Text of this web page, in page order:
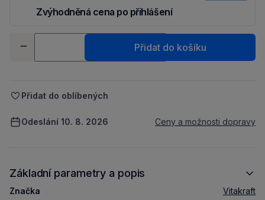
Zvýhodněná cena po přihlášení
-
+
Přidat do košíku
Přidat do oblíbených
Odeslání 10. 8. 2026 Ceny a možnosti dopravy
Základní parametry a popis
Značka Vitakraft